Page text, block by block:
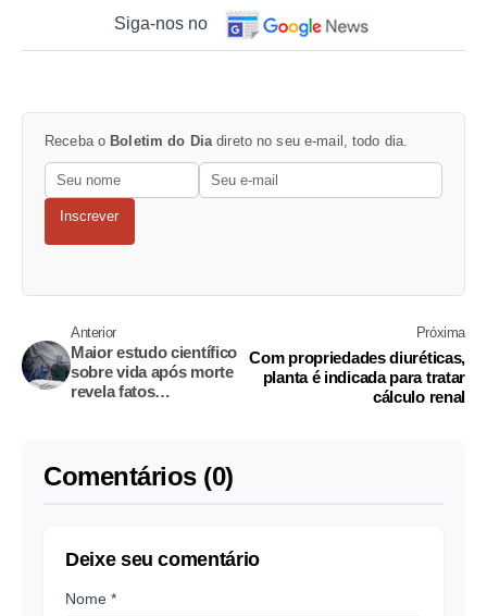
Siga-nos no
Receba o Boletim do Dia direto no seu e-mail, todo dia.
Inscrever
Anterior
Maior estudo científico
sobre vida após morte
revela fatos
Próxima
Com propriedades diuréticas,
planta é indicada para tratar
cálculo renal
Comentários (0)
Deixe seu comentário
Nome *